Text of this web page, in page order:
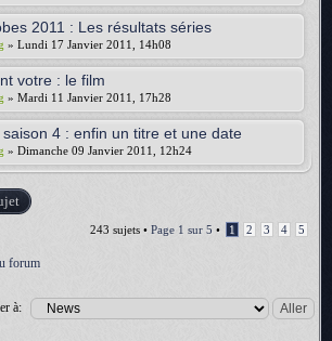
2011 : Les résultats séries
» Lundi 17 Janvier 2011, 14h08
votre : le film
» Mardi 11 Janvier 2011, 17h28
saison 4 : enfin un titre et une date
» Dimanche 09 Janvier 2011, 12h24
243 sujets • Page 1 sur 5 • 1 2 3 4 5
forum
à: